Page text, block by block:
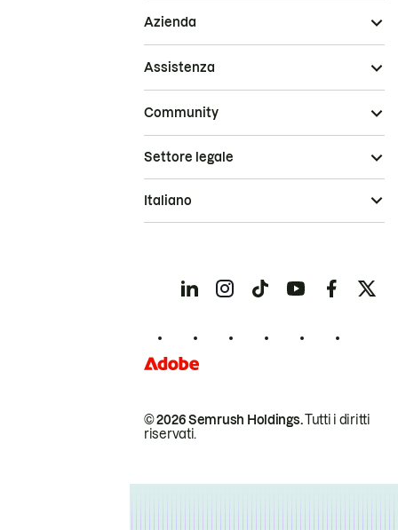
Azienda
Assistenza
Community
© 2026 Semrush Holdings.Tutti i diritti
riservati.
Settore legale
Italiano